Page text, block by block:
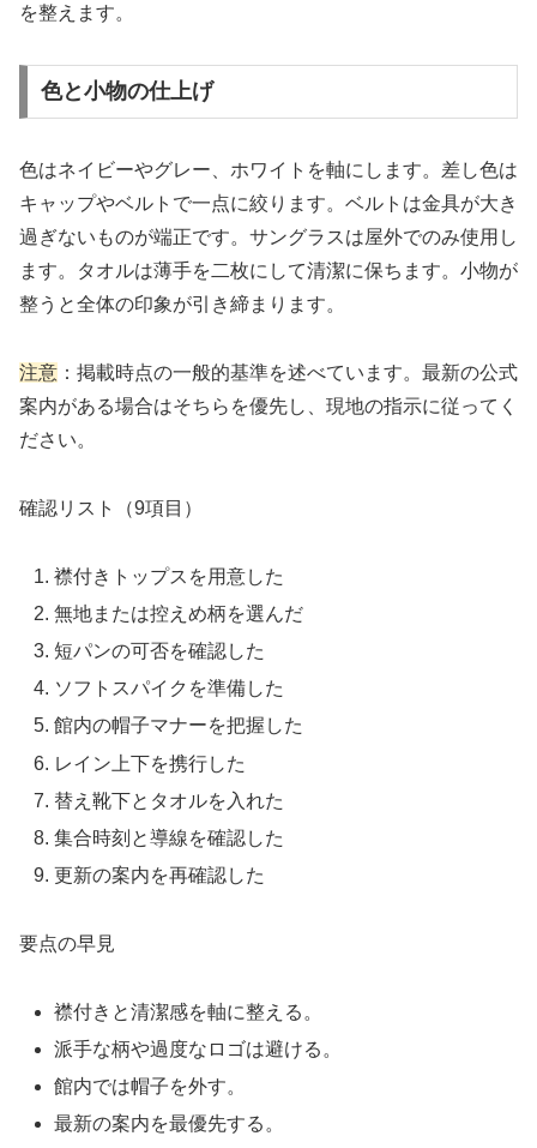
を整えます。
色と小物の仕上げ
色はネイビーやグレー、ホワイトを軸にします。差し色は
キャップやベルトで一点に絞ります。ベルトは金具が大き
過ぎないものが端正です。サングラスは屋外でのみ使用し
ます。タオルは薄手を二枚にして清潔に保ちます。小物が
整うと全体の印象が引き締まります。
注意 ：掲載時点の一般的基準を述べています。最新の公式
案内がある場合はそちらを優先し、現地の指示に従ってく
ださい。
確認リスト（9項目）
襟付きトップスを用意した
無地または控えめ柄を選んだ
短パンの可否を確認した
ソフトスパイクを準備した
館内の帽子マナーを把握した
レイン上下を携行した
替え靴下とタオルを入れた
集合時刻と導線を確認した
更新の案内を再確認した
要点の早見
襟付きと清潔感を軸に整える。
派手な柄や過度なロゴは避ける。
館内では帽子を外す。
最新の案内を最優先する。